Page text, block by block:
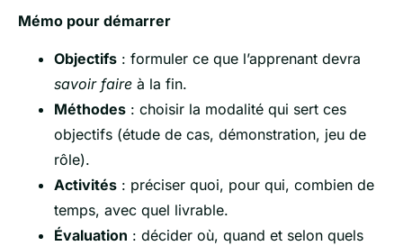
Mémo pour démarrer
Objectifs : formuler ce que l’apprenant devra
savoir faire à la fin.
Méthodes : choisir la modalité qui sert ces
objectifs (étude de cas, démonstration, jeu de
rôle).
Activités : préciser quoi, pour qui, combien de
temps, avec quel livrable.
Évaluation : décider où, quand et selon quels